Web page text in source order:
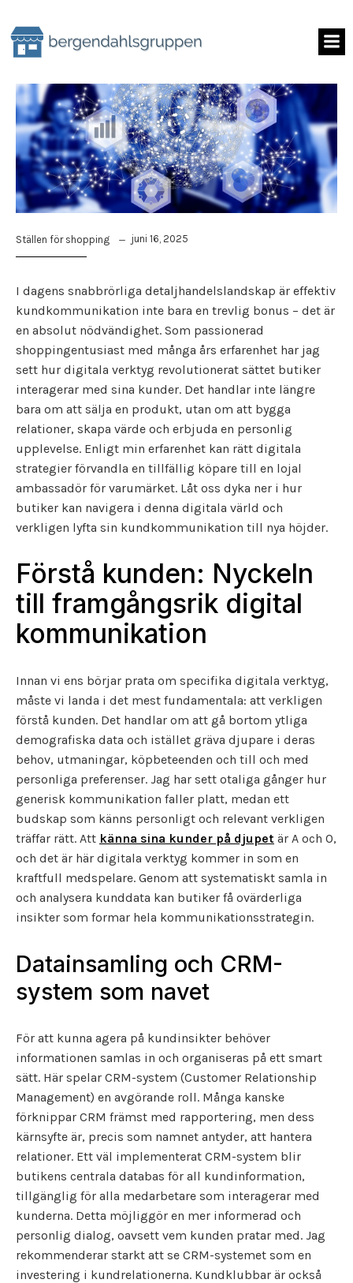
content
Ställen för shopping juni 16, 2025
I dagens snabbrörliga detaljhandelslandskap är effektiv
kundkommunikation inte bara en trevlig bonus – det är
en absolut nödvändighet. Som passionerad
shoppingentusiast med många års erfarenhet har jag
sett hur digitala verktyg revolutionerat sättet butiker
interagerar med sina kunder. Det handlar inte längre
bara om att sälja en produkt, utan om att bygga
relationer, skapa värde och erbjuda en personlig
upplevelse. Enligt min erfarenhet kan rätt digitala
strategier förvandla en tillfällig köpare till en lojal
ambassadör för varumärket. Låt oss dyka ner i hur
butiker kan navigera i denna digitala värld och
verkligen lyfta sin kundkommunikation till nya höjder.
Förstå kunden: Nyckeln
till framgångsrik digital
kommunikation
Innan vi ens börjar prata om specifika digitala verktyg,
måste vi landa i det mest fundamentala: att verkligen
förstå kunden. Det handlar om att gå bortom ytliga
demografiska data och istället gräva djupare i deras
behov, utmaningar, köpbeteenden och till och med
personliga preferenser. Jag har sett otaliga gånger hur
generisk kommunikation faller platt, medan ett
budskap som känns personligt och relevant verkligen
träffar rätt. Att känna sina kunder på djupet är A och O,
och det är här digitala verktyg kommer in som en
kraftfull medspelare. Genom att systematiskt samla in
och analysera kunddata kan butiker få ovärderliga
insikter som formar hela kommunikationsstrategin.
Datainsamling och CRM-
system som navet
För att kunna agera på kundinsikter behöver
informationen samlas in och organiseras på ett smart
sätt. Här spelar CRM-system (Customer Relationship
Management) en avgörande roll. Många kanske
förknippar CRM främst med rapportering, men dess
kärnsyfte är, precis som namnet antyder, att hantera
relationer. Ett väl implementerat CRM-system blir
butikens centrala databas för all kundinformation,
tillgänglig för alla medarbetare som interagerar med
kunderna. Detta möjliggör en mer informerad och
personlig dialog, oavsett vem kunden pratar med. Jag
rekommenderar starkt att se CRM-systemet som en
investering i kundrelationerna. Kundklubbar är också